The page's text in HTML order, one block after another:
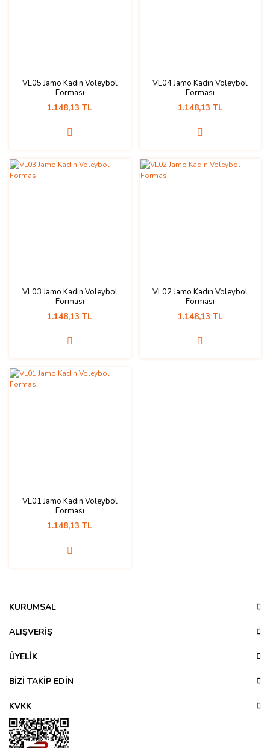
VL05 Jamo Kadın Voleybol
Forması
1.148,13 TL
VL04 Jamo Kadın Voleybol
Forması
1.148,13 TL
VL03 Jamo Kadın Voleybol
Forması
1.148,13 TL
VL02 Jamo Kadın Voleybol
Forması
1.148,13 TL
VL01 Jamo Kadın Voleybol
Forması
1.148,13 TL
KURUMSAL
ALIŞVERİŞ
ÜYELİK
BİZİ TAKİP EDİN
KVKK